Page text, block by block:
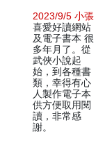
2023/9/5 小張
喜愛好讀網站
及電子書本 很
多年月了。從
武俠小說起
始，到各種書
類，幸得有心
人製作電子本
供方便取用閱
讀，非常感
謝。